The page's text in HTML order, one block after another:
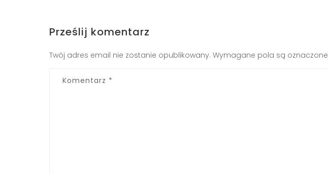
Prześlij komentarz
Twój adres email nie zostanie opublikowany. Wymagane pola są oznaczone